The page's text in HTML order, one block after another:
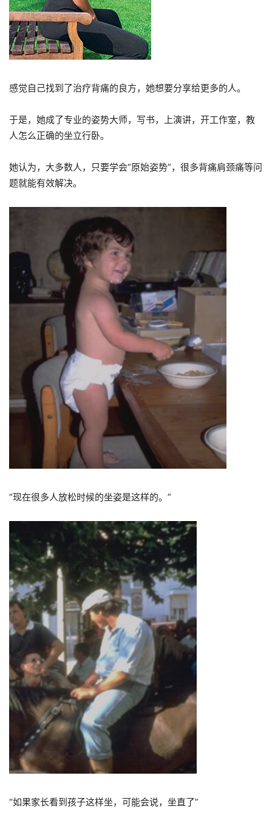
感觉自己找到了治疗背痛的良方，她想要分享给更多的人。
于是，她成了专业的姿势大师，写书，上演讲，开工作室，教
人怎么正确的坐立行卧。
她认为，大多数人，只要学会“原始姿势”，很多背痛肩颈痛等问
题就能有效解决。
“现在很多人放松时候的坐姿是这样的。 ”
“如果家长看到孩子这样坐，可能会说，坐直了”